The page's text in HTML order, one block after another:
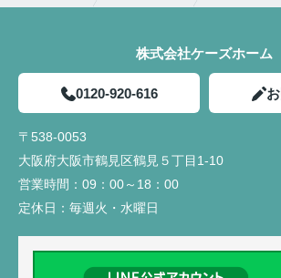
株式会社ケーズホーム
0120-920-616
〒538-0053
大阪府大阪市鶴見区鶴見５丁目1-10
営業時間： 09：00～18：00
定休日： 毎週火・水曜日